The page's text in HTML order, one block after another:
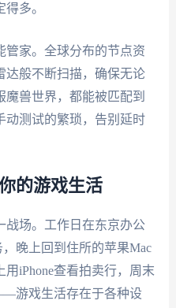
多。
管家。全球分布的节点资
达般不断扫描，确保无论
兽世界，都能被匹配到
动测试的繁琐，告别延时
的游戏生活
战场。工作日在东京办公
晚上回到住所的苹果Mac
iPhone查看拍卖行，周末
游戏生活存在于各种设